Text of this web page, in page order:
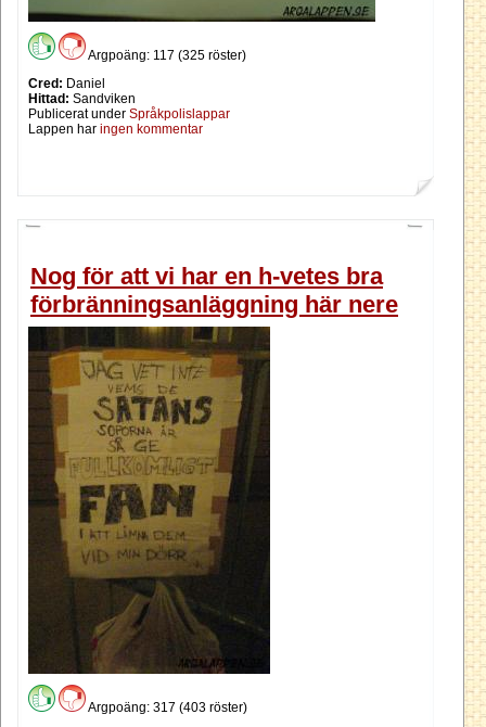
Argpoäng: 117 (325 röster)
Cred: Daniel
Hittad: Sandviken
Publicerat under Språkpolislappar
Lappen har ingen kommentar
Nog för att vi har en h-vetes bra
förbränningsanläggning här nere
Argpoäng: 317 (403 röster)